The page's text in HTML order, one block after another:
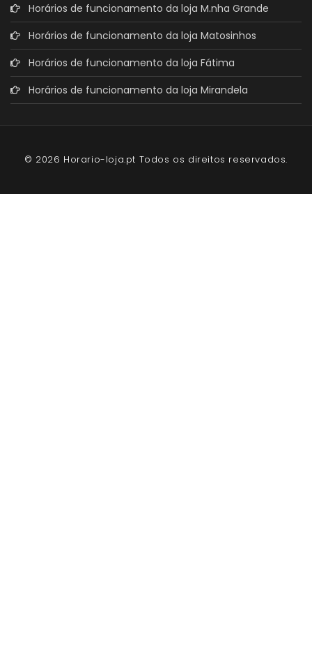
Horários de funcionamento da loja M.nha Grande
Horários de funcionamento da loja Matosinhos
Horários de funcionamento da loja Fátima
Horários de funcionamento da loja Mirandela
© 2026 Horario-loja.pt Todos os direitos reservados.